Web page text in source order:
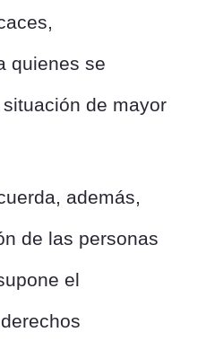
quienes se
de mayor
además,
de las personas
el